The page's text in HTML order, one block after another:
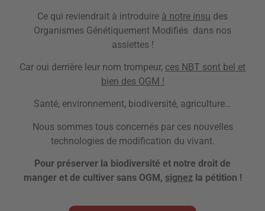
Ce qui reviendrait à introduire à notre insu des
Organismes Génétiquement Modifiés dans nos
assiettes !
Car oui derrière leur nom trompeur, ces NBT sont bel et
bien des OGM !
Santé, environnement, biodiversité, agriculture…
Nous sommes tous concernéspar ces nouvelles
technologies de modification du vivant.
Pour préserver la biodiversité et notre droit de
manger et de cultiver sans OGM, signezla pétition !